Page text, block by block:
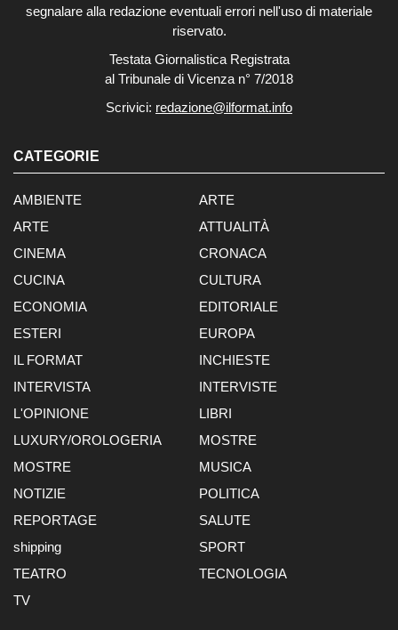
segnalare alla redazione eventuali errori nell'uso di materiale
riservato.
Testata Giornalistica Registrata
al Tribunale di Vicenza n° 7/2018
Scrivici: redazione@ilformat.info
CATEGORIE
AMBIENTE
ARTE
ARTE
ATTUALITÀ
CINEMA
CRONACA
CUCINA
CULTURA
ECONOMIA
EDITORIALE
ESTERI
EUROPA
IL FORMAT
INCHIESTE
INTERVISTA
INTERVISTE
L'OPINIONE
LIBRI
LUXURY/OROLOGERIA
MOSTRE
MOSTRE
MUSICA
NOTIZIE
POLITICA
REPORTAGE
SALUTE
shipping
SPORT
TEATRO
TECNOLOGIA
TV